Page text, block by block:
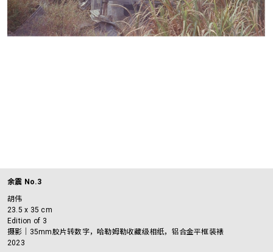
余震 No.3
胡伟
23.5 x 35 cm
Edition of 3
摄影｜35mm胶片转数字，哈勒姆勒收藏级相纸，铝合金平框装裱
2023